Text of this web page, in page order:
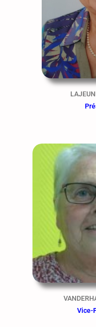
Vice-